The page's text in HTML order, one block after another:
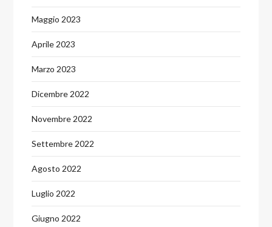
Maggio 2023
Aprile 2023
Marzo 2023
Dicembre 2022
Novembre 2022
Settembre 2022
Agosto 2022
Luglio 2022
Giugno 2022